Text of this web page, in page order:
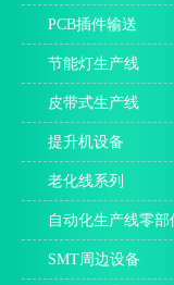
PCB插件输送
节能灯生产线
皮带式生产线
提升机设备
老化线系列
自动化生产线零部
SMT周边设备